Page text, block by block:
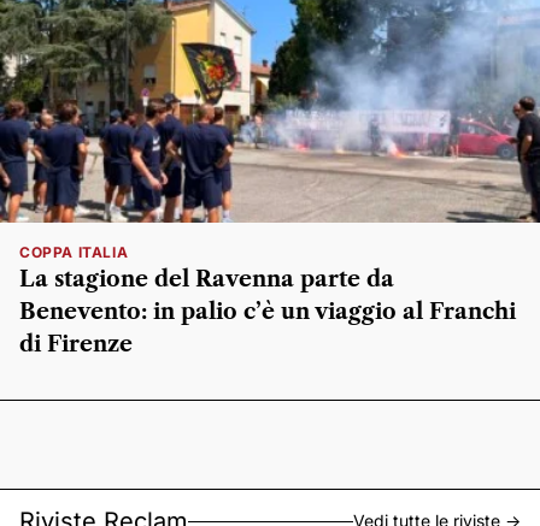
COPPA ITALIA
La stagione del Ravenna parte da
Benevento: in palio c’è un viaggio al Franchi
di Firenze
Vedi tutte le riviste ->